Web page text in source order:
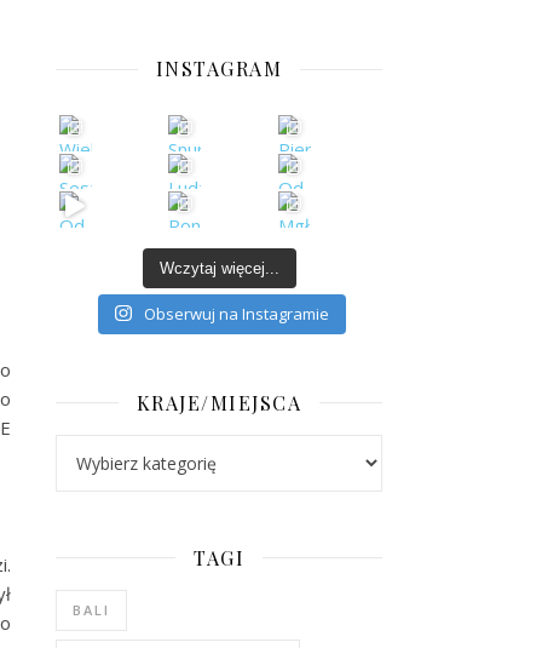
INSTAGRAM
Wczytaj więcej...
Obserwuj na Instagramie
KRAJE/MIEJSCA
TAGI
BALI